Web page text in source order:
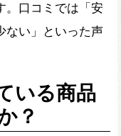
。口コミでは「安
ない」といった声
いる商品
？